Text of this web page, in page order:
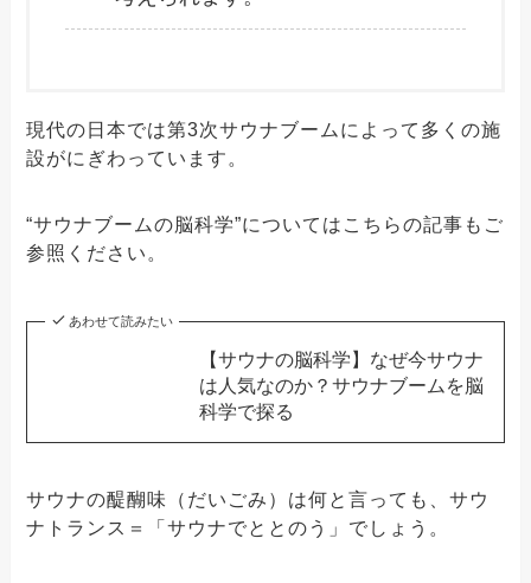
現代の日本では第3次サウナブームによって多くの施
設がにぎわっています。
“サウナブームの脳科学”についてはこちらの記事もご
参照ください。
あわせて読みたい
【サウナの脳科学】なぜ今サウナ
は人気なのか？サウナブームを脳
科学で探る
サウナの醍醐味（だいごみ）は何と言っても、サウ
ナトランス＝「サウナでととのう」でしょう。